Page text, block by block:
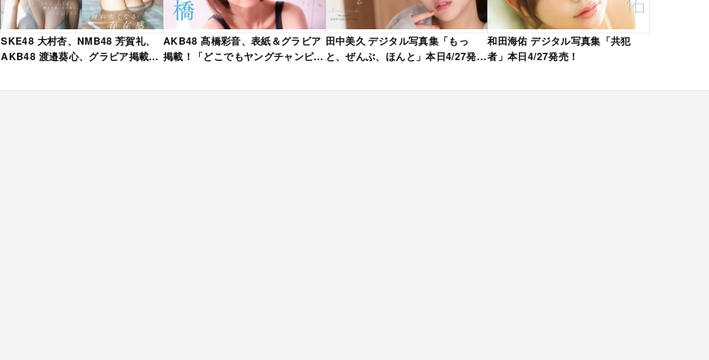
SKE48 大村杏、NMB48 芳賀礼、
AKB48 渡邉葵心、グラビア掲載！
月号」本日4/28発売！
AKB48 髙橋彩音、表紙＆グラビア
掲載！「どこでもヤングチャンピオ
田中美久 デジタル写真集「もっ
と、ぜんぶ、ほんと」本日4/27発
和田海佑 デジタル写真集「共犯
者」本日4/27発売！